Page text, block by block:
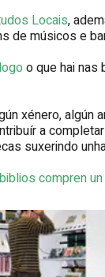
Locais,
de músicos e
o que hai
xénero, algún
a
suxerindo
compren un